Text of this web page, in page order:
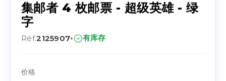
集邮者 4 枚邮票 - 超级英雄 - 绿
字
Réf.2125907· 有库存
价格